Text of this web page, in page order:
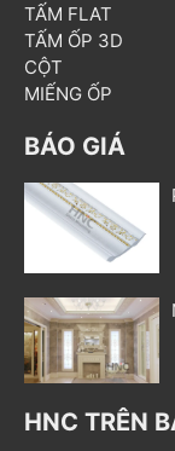
TẤM FLAT
TẤM ỐP 3D
CỘT
MIẾNG ỐP
BÁO GIÁ
HNC TRÊN